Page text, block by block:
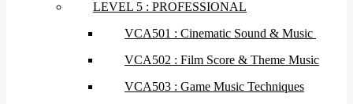
LEVEL 5 : PROFESSIONAL
VCA501 : Cinematic Sound & Music
VCA502 : Film Score & Theme Music
VCA503 : Game Music Techniques